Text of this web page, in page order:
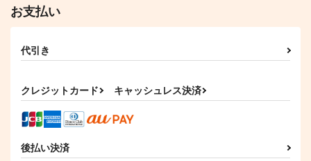
お支払い
代引き
クレジットカード キャッシュレス決済
後払い決済